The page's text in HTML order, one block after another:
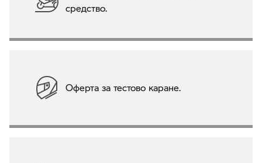
средство.
Оферта за тестово каране.